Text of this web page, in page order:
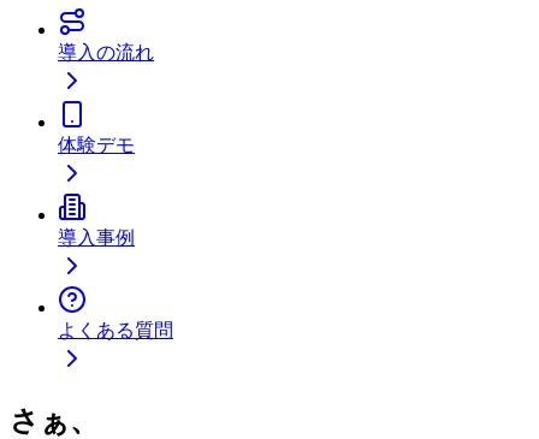
導入の流れ
体験デモ
導入事例
よくある質問
さぁ、